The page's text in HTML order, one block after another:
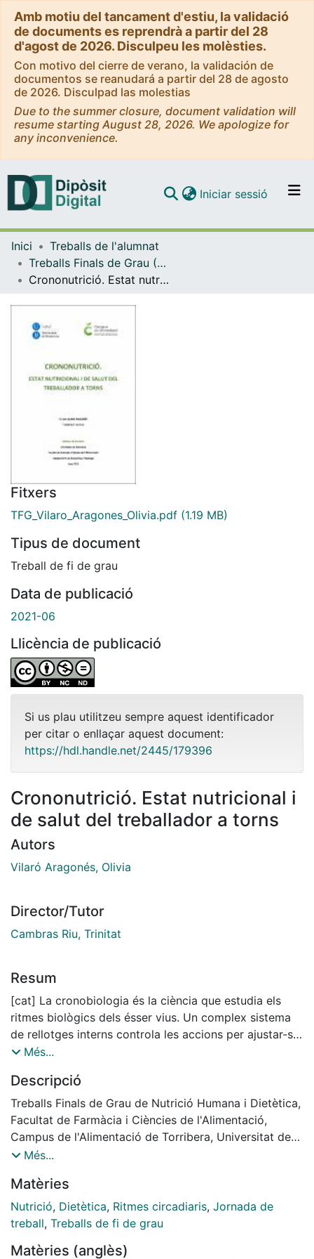
Amb motiu del tancament d'estiu, la validació
de documents es reprendrà a partir del 28
d'agost de 2026. Disculpeu les molèsties.
Con motivo del cierre de verano, la validación de
documentos se reanudará a partir del 28 de agosto
de 2026. Disculpad las molestias
Due to the summer closure, document validation will
resume starting August 28, 2026. We apologize for
any inconvenience.
Navega per tot el DD
Com publicar
Iniciar sessió (current)
Inici
Treballs de l'alumnat
Treballs Finals de Grau (TFG) - Nutrició Humana i Dietètica
Crononutrició. Estat nutricional i de salut del treballador a torns
Fitxers
TFG_Vilaro_Aragones_Olivia.pdf (1.19 MB)
Tipus de document
Treball de fi de grau
Data de publicació
2021-06
Llicència de publicació
Si us plau utilitzeu sempre aquest identificador
per citar o enllaçar aquest document:
https://hdl.handle.net/2445/179396
Crononutrició. Estat nutricional i
de salut del treballador a torns
Autors
Vilaró Aragonés, Olivia
Director/Tutor
Cambras Riu, Trinitat
Resum
[cat] La cronobiologia és la ciència que estudia els
ritmes biològics dels ésser vius. Un complex sistema
de rellotges interns controla les accions per ajustar-se
als cicles de llum/foscor. Actualment moltes malalties
de les principals causes de desajust és treballar a
torns i es relaciona amb obesitat, diabetis tipus 2,
càncer, malalties cardiovasculars i metabòliques.
Pocs treballs estudien la relació del patró circadiari
amb els aspectes nutricionals d’aquest col·lectiu. Per
treballadors sanitaris per analitzar la relació dels
ritmes circadiaris, son i ingesta amb la dieta. Els
resultats conclouen que l’estabilitat del ritme circadiari
0,074) i que el ritme del patró de la ingesta
Més...
Descripció
Treballs Finals de Grau de Nutrició Humana i Dietètica,
Facultat de Farmàcia i Ciències de l'Alimentació,
Campus de l'Alimentació de Torribera, Universitat de
Barcelona. Curs: 2020-2021. Tutor: Trinitat Cambras
Més...
Matèries
Nutrició, Dietètica, Ritmes circadiaris, Jornada de
treball, Treballs de fi de grau
Matèries (anglès)